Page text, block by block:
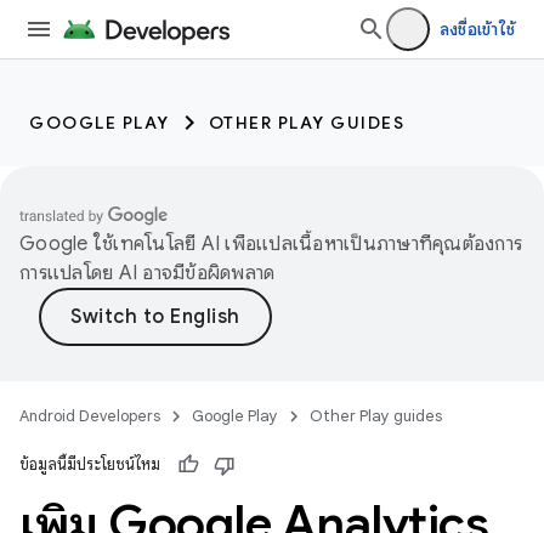
ลงชื่อเข้าใช้
GOOGLE PLAY OTHER PLAY GUIDES
Google ใช้เทคโนโลยี AI เพื่อแปลเนื้อหาเป็นภาษาที่คุณต้องการ
การแปลโดย AI อาจมีข้อผิดพลาด
Android Developers Google Play Other Play guides
ข้อมูลนี้มีประโยชน์ไหม